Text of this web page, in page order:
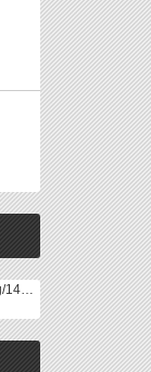
world-weather.ru/pogoda/russia/yekaterinburg/14days/